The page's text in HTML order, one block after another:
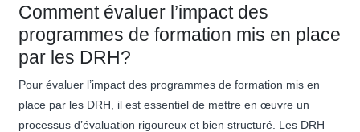
Comment évaluer l’impact des
programmes de formation mis en place
par les DRH?
Pour évaluer l’impact des programmes de formation mis en
place par les DRH, il est essentiel de mettre en œuvre un
processus d’évaluation rigoureux et bien structuré. Les DRH